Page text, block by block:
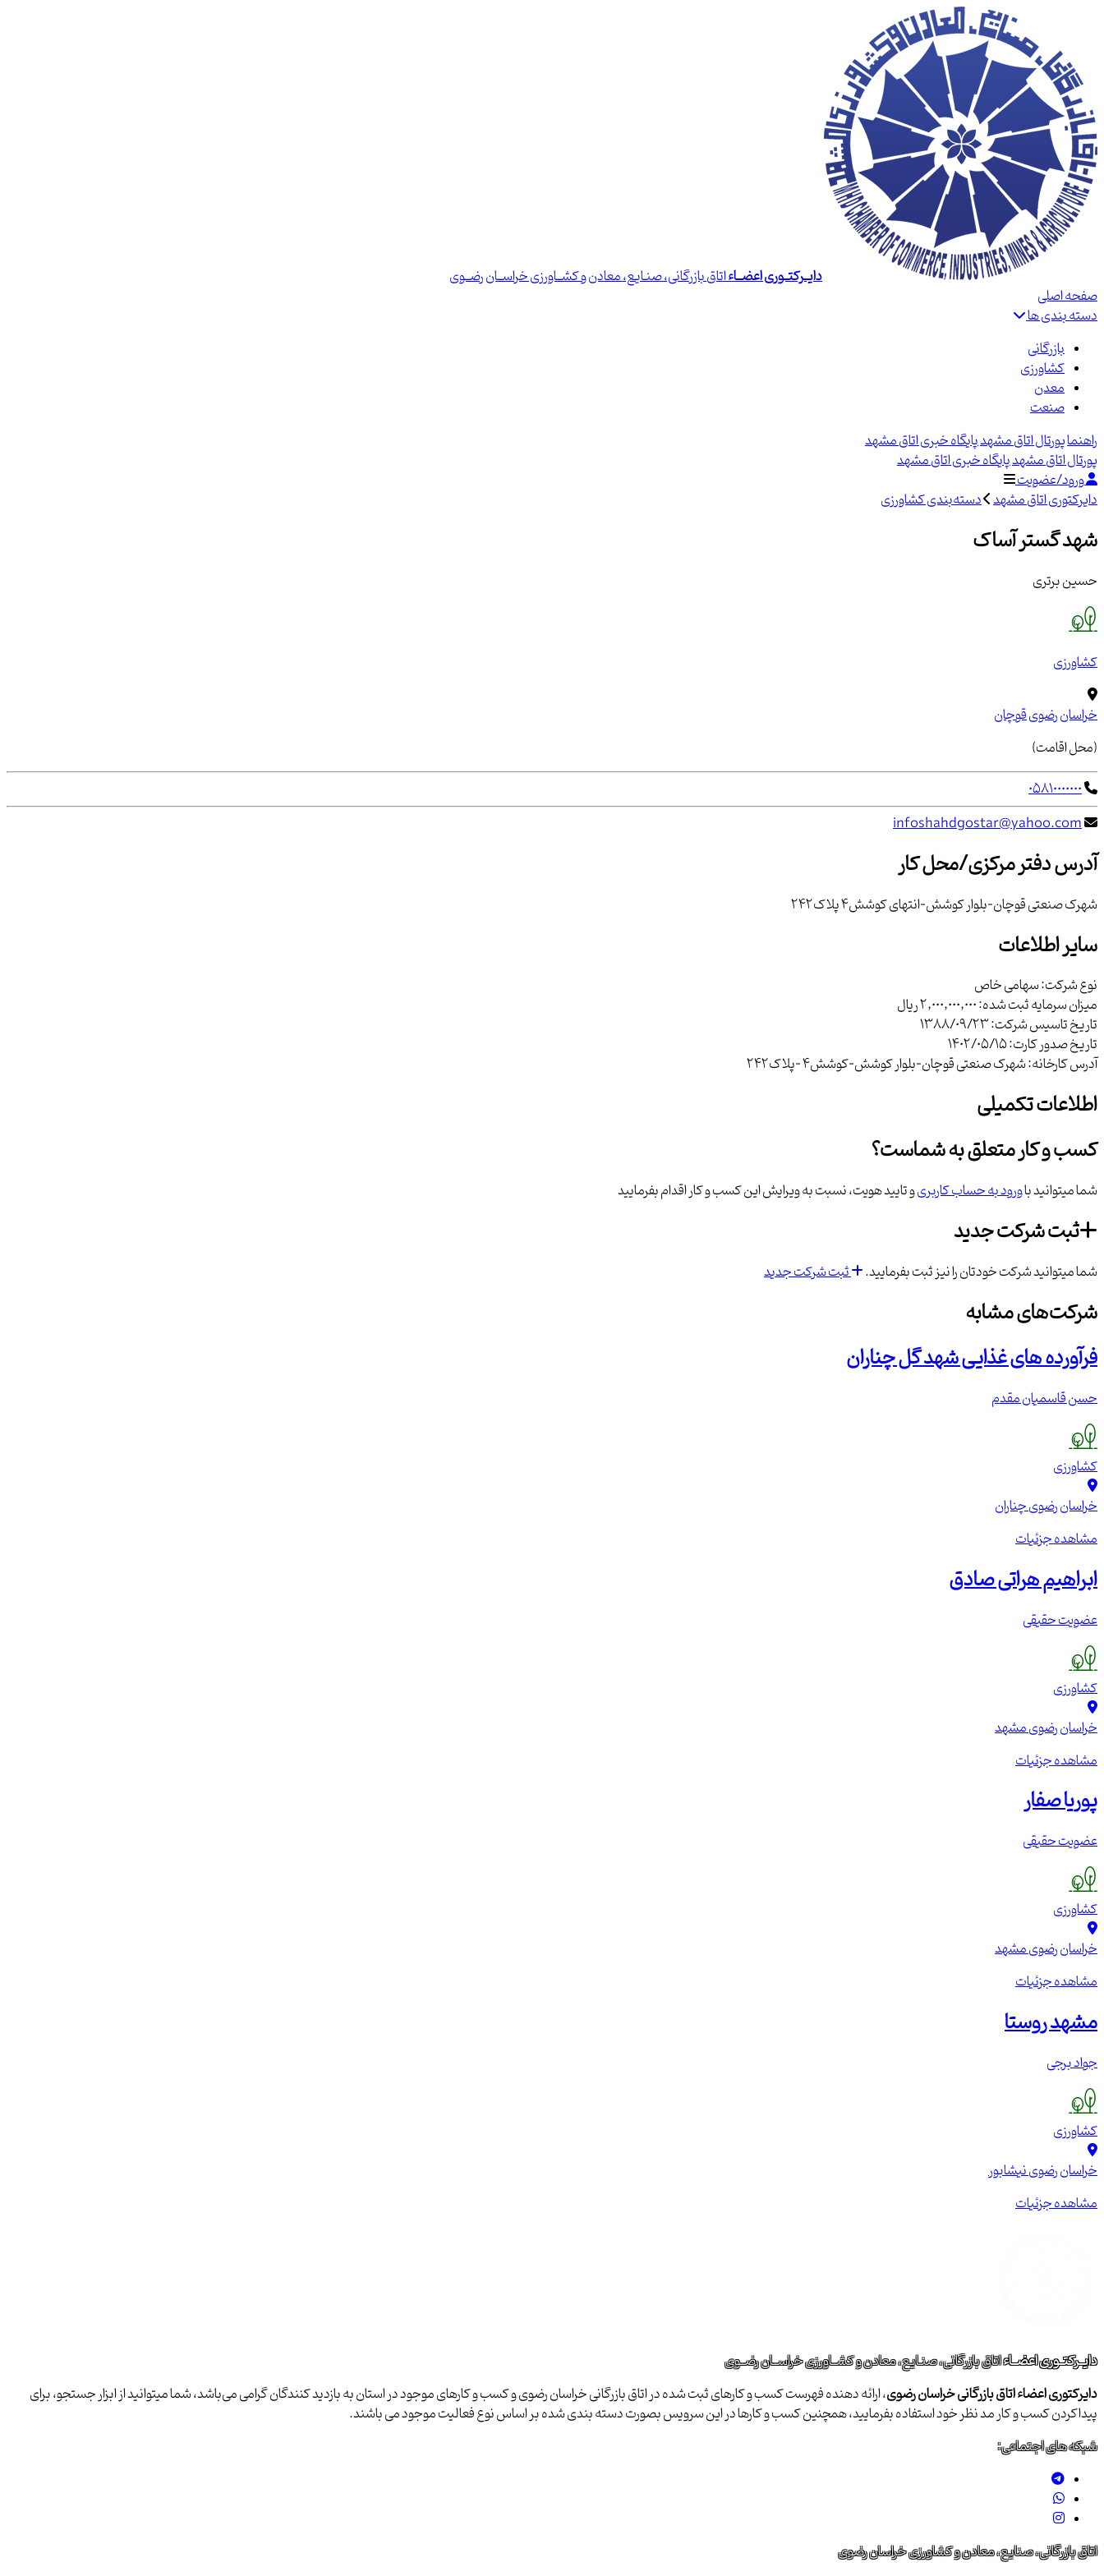
دایــرکتــوری اعضــاءاتاق بازرگانی، صنـایع، معادن و کشــاورزی خراســان رضــوی
صفحه اصلی
دسته بندی ها
بازرگانی
کشاورزی
معدن
صنعت
راهنماپورتال اتاق مشهدپایگاه خبری اتاق مشهد
پورتال اتاق مشهدپایگاه خبری اتاق مشهد
ورود/عضویت
دایرکتوری اتاق مشهد دسته‌بندی کشاورزی
شهد گستر آساک
حسین برتری
کشاورزی
خراسان رضویقوچان
(محل اقامت)
05810000000
infoshahdgostar@yahoo.com
آدرس دفتر مرکزی/محل کار
شهرک صنعتی قوچان-بلوار کوشش-انتهای کوشش4 پلاک242
سایر اطلاعات
نوع شرکت:سهامی خاص
میزان سرمایه ثبت شده:2,000,000,000 ریال
تاریخ تاسیس شرکت:1388/09/23
تاریخ صدور کارت:1402/05/15
آدرس کارخانه:شهرک صنعتی قوچان-بلوار کوشش-کوشش4 -پلاک242
اطلاعات تکمیلی
کسب و کار متعلق به شماست؟
شما میتوانید باورود به حساب کاربریو تایید هویت، نسبت به ویرایش این کسب و کار اقدام بفرمایید
ثبت شرکت جدید
شما میتوانید شرکت خودتان را نیز ثبت بفرمایید. ثبت شرکت جدید
شرکت‌های مشابه
فرآورده های غذایی شهد گل چناران
حسن قاسمیان مقدم
کشاورزی
خراسان رضویچناران
مشاهده جزئیات
ابراهیم هراتی صادق
عضویت حقیقی
کشاورزی
خراسان رضویمشهد
مشاهده جزئیات
پوریا صفار
عضویت حقیقی
کشاورزی
خراسان رضویمشهد
مشاهده جزئیات
مشهد روستا
جواد برجی
کشاورزی
خراسان رضوینیشابور
مشاهده جزئیات
دایــرکتــوری اعضــاءاتاق بازرگانی، صنـایع، معادن و کشــاورزی خراســان رضــوی
دایرکتوری اعضاء اتاق بازرگانی خراسان رضوی، ارائه دهنده فهرست کسب و کارهای ثبت شده در اتاق بازرگانی خراسان رضوی و کسب و کارهای موجود در استان به بازدید کنندگان گرامی می‌باشد، شما میتوانید از ابزار جستجو، برای
پیداکردن کسب و کار مد نظر خود استفاده بفرمایید، همچنین کسب و کارها در این سرویس بصورت دسته بندی شده بر اساس نوع فعالیت موجود می باشند.
شبکه های اجتماعی:
اتاق بازرگانی، صنایع، معادن و کشاورزی خراسان رضوی